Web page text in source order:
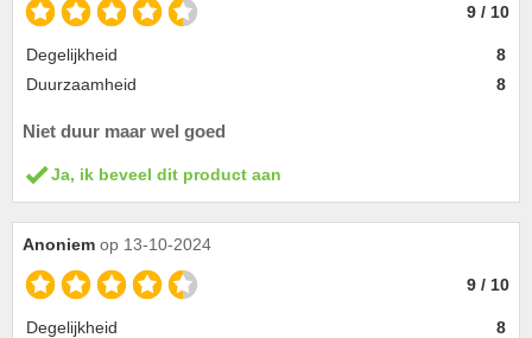
9 / 10
Degelijkheid
8
Duurzaamheid
8
Niet duur maar wel goed
Ja, ik beveel dit product aan
Anoniem op 13-10-2024
9 / 10
Degelijkheid
8